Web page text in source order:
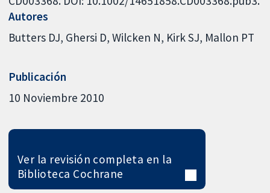
Autores
Butters DJ Ghersi D Wilcken N Kirk SJ Mallon PT
Publicación
10 Noviembre 2010
Ver la revisión completa en la
Biblioteca Cochrane